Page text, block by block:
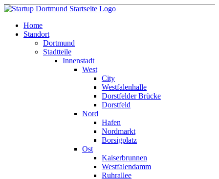
Home
Standort
Dortmund
Stadtteile
Innenstadt
West
City
Westfalenhalle
Dorstfelder Brücke
Dorstfeld
Nord
Hafen
Nordmarkt
Borsigplatz
Ost
Kaiserbrunnen
Westfalendamm
Ruhrallee